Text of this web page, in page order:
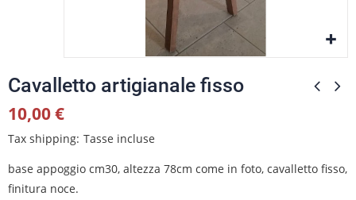
Cavalletto artigianale fisso
10,00 €
Tax shipping Tasse incluse
base appoggio cm30, altezza 78cm come in foto, cavalletto fisso,
finitura noce.